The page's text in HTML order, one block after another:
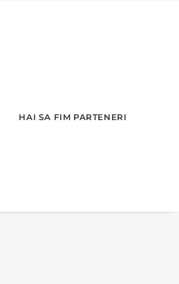
HAI SA FIM PARTENERI